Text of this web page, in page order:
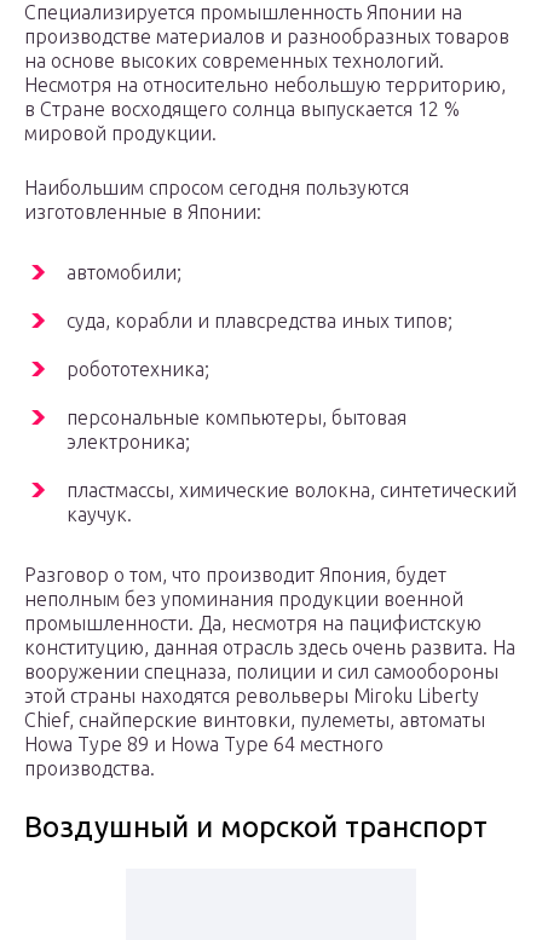
Специализируется промышленность Японии на
производстве материалов и разнообразных товаров
на основе высоких современных технологий.
Несмотря на относительно небольшую территорию,
в Стране восходящего солнца выпускается 12 %
мировой продукции.
Наибольшим спросом сегодня пользуются
изготовленные в Японии:
автомобили;
суда, корабли и плавсредства иных типов;
робототехника;
персональные компьютеры, бытовая
электроника;
пластмассы, химические волокна, синтетический
каучук.
Разговор о том, что производит Япония, будет
неполным без упоминания продукции военной
промышленности. Да, несмотря на пацифистскую
конституцию, данная отрасль здесь очень развита. На
вооружении спецназа, полиции и сил самообороны
этой страны находятся револьверы Miroku Liberty
Chief, снайперские винтовки, пулеметы, автоматы
Howa Type 89 и Howa Type 64 местного
производства.
Воздушный и морской транспорт